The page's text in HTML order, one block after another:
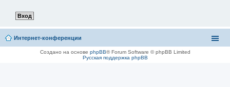
Интернет-конференции
Создано на основе phpBB® Forum Software © phpBB Limited
Русская поддержка phpBB